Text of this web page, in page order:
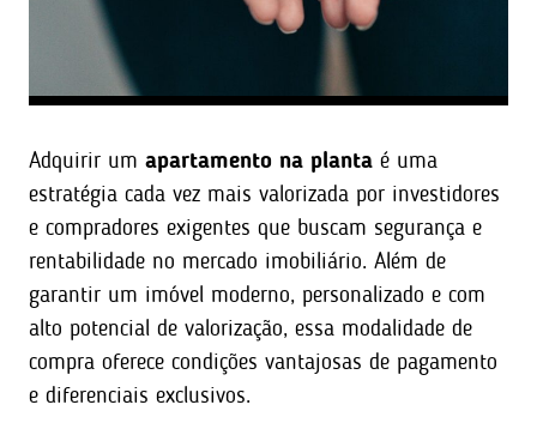
Adquirir um apartamento na planta é uma
estratégia cada vez mais valorizada por investidores
e compradores exigentes que buscam segurança e
rentabilidade no mercado imobiliário. Além de
garantir um imóvel moderno, personalizado e com
alto potencial de valorização, essa modalidade de
compra oferece condições vantajosas de pagamento
e diferenciais exclusivos.